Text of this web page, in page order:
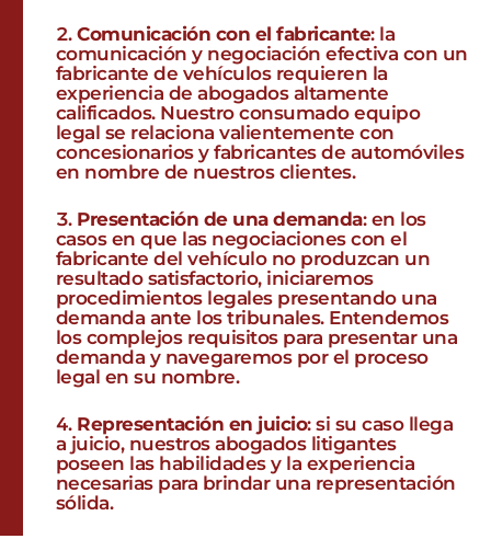
Comunicación con el fabricante: la
comunicación y negociación efectiva con un
fabricante de vehículos requieren la
experiencia de abogados altamente
calificados. Nuestro consumado equipo
legal se relaciona valientemente con
concesionarios y fabricantes de automóviles
en nombre de nuestros clientes.
Presentación de una demanda: en los
casos en que las negociaciones con el
fabricante del vehículo no produzcan un
resultado satisfactorio, iniciaremos
procedimientos legales presentando una
demanda ante los tribunales. Entendemos
los complejos requisitos para presentar una
demanda y navegaremos por el proceso
legal en su nombre.
Representación en juicio: si su caso llega
a juicio, nuestros abogados litigantes
poseen las habilidades y la experiencia
necesarias para brindar una representación
sólida.